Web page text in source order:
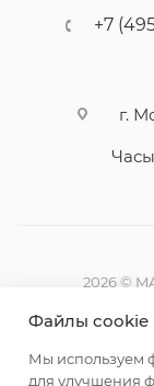
+7
г.
2026 ©
офертой
Файлы cookie
Мы используем
для улучшения